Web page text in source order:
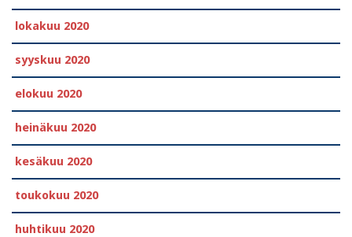
lokakuu 2020
syyskuu 2020
elokuu 2020
heinäkuu 2020
kesäkuu 2020
toukokuu 2020
huhtikuu 2020